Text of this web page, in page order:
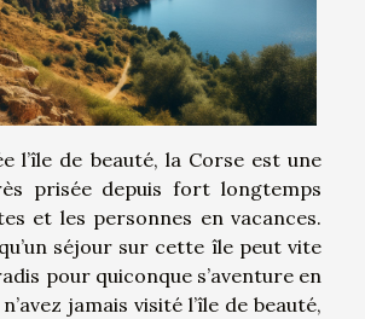
l’île de beauté, la Corse est une
prisée depuis fort longtemps
et les personnes en vacances.
séjour sur cette île peut vite
pour quiconque s’aventure en
jamais visité l’île de beauté,